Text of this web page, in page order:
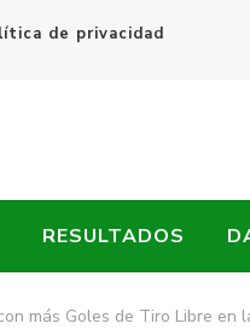
de privacidad
RESULTADOS
más Goles de Tiro Libre en